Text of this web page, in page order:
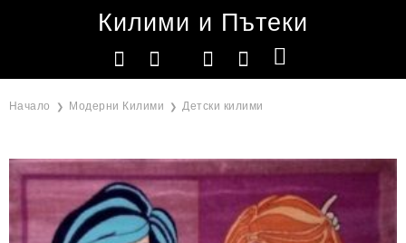
Килими и Пътеки
Начало Модерни Килими Детски килими